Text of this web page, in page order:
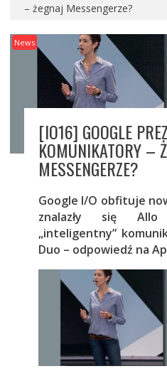
– żegnaj Messengerze?
News
[IO16] GOOGLE
KOMUNIKATORY –
MESSENGERZE?
Google I/O obfituje
znalazły się
„inteligentny”
Duo – odpowiedź na